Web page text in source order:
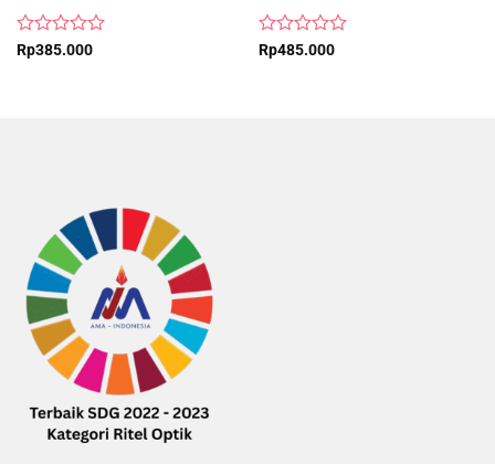
Rated
Rp385.000
Rated
Rp485.000